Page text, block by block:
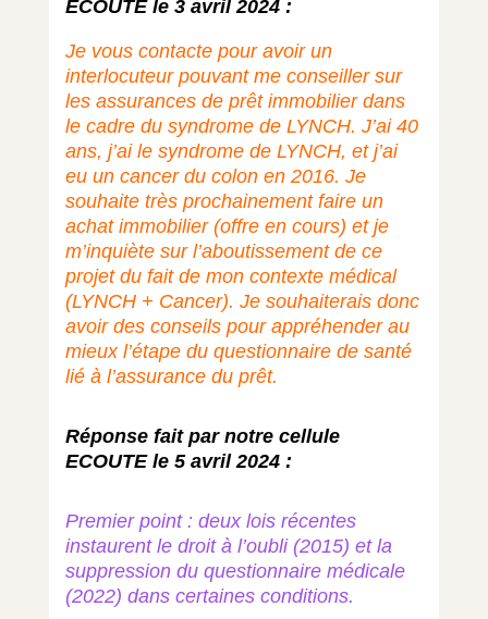
ECOUTE le 3 avril 2024 :
Je vous contacte pour avoir un
interlocuteur pouvant me conseiller sur
les assurances de prêt immobilier dans
le cadre du syndrome de LYNCH. J’ai 40
ans, j’ai le syndrome de LYNCH, et j’ai
eu un cancer du colon en 2016. Je
souhaite très prochainement faire un
achat immobilier (offre en cours) et je
m’inquiète sur l’aboutissement de ce
projet du fait de mon contexte médical
(LYNCH + Cancer). Je souhaiterais donc
avoir des conseils pour appréhender au
mieux l’étape du questionnaire de santé
lié à l’assurance du prêt.
Réponse fait par notre cellule
ECOUTE le 5 avril 2024 :
Premier point : deux lois récentes
instaurent le droit à l’oubli (2015) et la
suppression du questionnaire médicale
(2022) dans certaines conditions.